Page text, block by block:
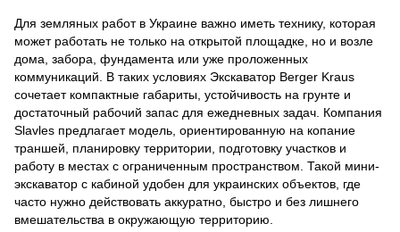
Для земляных работ в Украине важно иметь технику, которая
может работать не только на открытой площадке, но и возле
дома, забора, фундамента или уже проложенных
коммуникаций. В таких условиях Экскаватор Berger Kraus
сочетает компактные габариты, устойчивость на грунте и
достаточный рабочий запас для ежедневных задач. Компания
Slavles предлагает модель, ориентированную на копание
траншей, планировку территории, подготовку участков и
работу в местах с ограниченным пространством. Такой мини-
экскаватор с кабиной удобен для украинских объектов, где
часто нужно действовать аккуратно, быстро и без лишнего
вмешательства в окружающую территорию.